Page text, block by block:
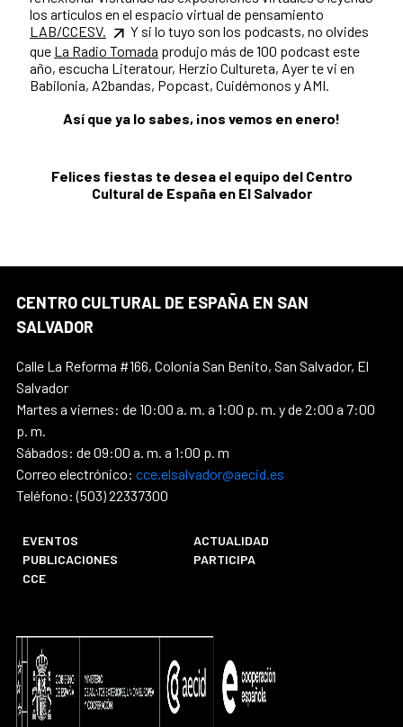
los artículos en el espacio virtual de pensamiento
LAB/CCESV.
Y si lo tuyo son los podcasts, no olvides
que La Radio Tomada produjo más de 100 podcast este
año, escucha Literatour, Herzio Cultureta, Ayer te vi en
Babilonia, A2bandas, Popcast, Cuidémonos y AMI.
Así que ya lo sabes, ¡nos vemos en enero!
Felices fiestas te desea el equipo del Centro
Cultural de España en El Salvador
CENTRO CULTURAL DE ESPAÑA EN SAN
SALVADOR
Calle La Reforma #166, Colonia San Benito, San Salvador, El
Salvador
Martes a viernes: de 10:00 a. m. a 1:00 p. m. y de 2:00 a 7:00
p. m.
Sábados: de 09:00 a. m. a 1:00 p. m
Correo electrónico: cce.elsalvador@aecid.es
Teléfono: (503) 22337300
EVENTOS
ACTUALIDAD
PUBLICACIONES
PARTICIPA
CCE